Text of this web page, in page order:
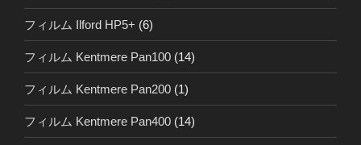
フィルム Ilford HP5+ (6)
フィルム Kentmere Pan100 (14)
フィルム Kentmere Pan200 (1)
フィルム Kentmere Pan400 (14)